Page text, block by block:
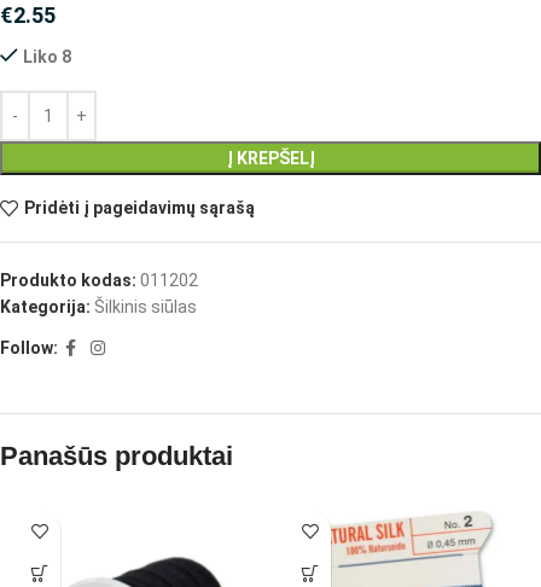
€2.55
Liko 8
Į KREPŠELĮ
Pridėti į pageidavimų sąrašą
Produkto kodas: 011202
Kategorija: Šilkinis siūlas
Follow:
Panašūs produktai